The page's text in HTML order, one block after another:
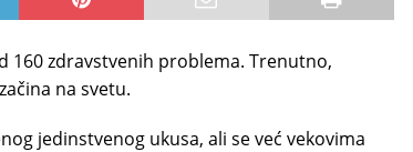
160 zdravstvenih problema. Trenutno,
na svetu.
jedinstvenog ukusa, ali se već vekovima